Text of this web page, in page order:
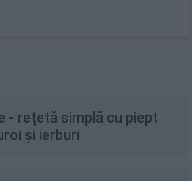
- rețetă simplă cu piept
și ierburi